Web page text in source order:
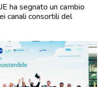
ha segnato un cambio
canali consortili del